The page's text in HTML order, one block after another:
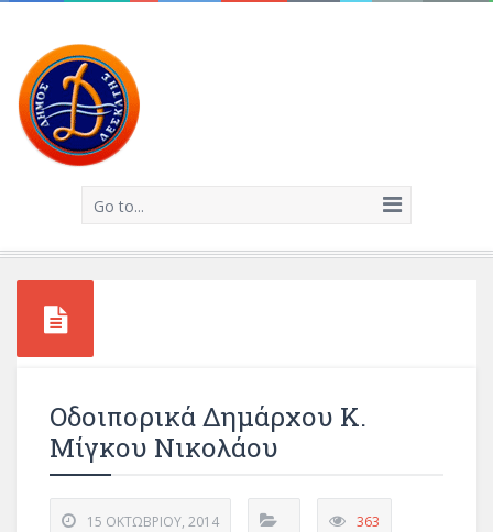
Go to...
Οδοιπορικά Δημάρχου Κ.
Μίγκου Νικολάου
15 ΟΚΤΩΒΡΊΟΥ, 2014 363